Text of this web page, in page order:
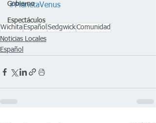
Gobierno
Espectáculos
#PlanetaVenus
Wichita Español SedgwickComunidad
Noticias Locales
Español